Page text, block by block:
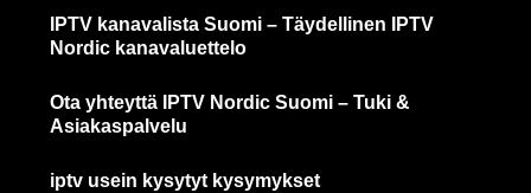
IPTV kanavalista Suomi – Täydellinen IPTV
Nordic kanavaluettelo
Ota yhteyttä IPTV Nordic Suomi – Tuki &
Asiakaspalvelu
iptv usein kysytyt kysymykset